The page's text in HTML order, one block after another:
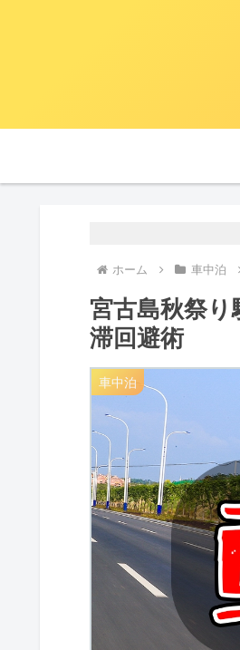
ホーム 車中泊
宮古島秋祭
滞回避術
車中泊